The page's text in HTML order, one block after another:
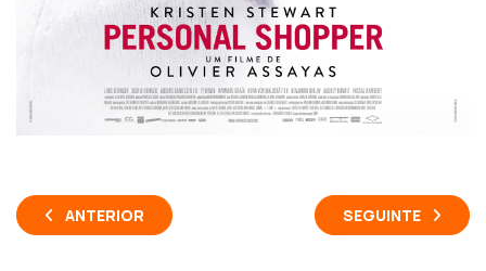
ANTERIOR SEGUINTE